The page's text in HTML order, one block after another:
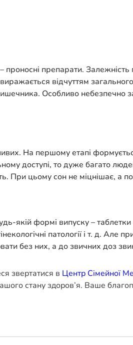
проносні препарати.
відчуттям
Особливо небезпечно
На першому етапі
доступі, то дуже багато
При цьому сон не міцнішає, а
якій формі випуску –
патології і т. д.
без них, а до звичних доз
звертатися в Центр Сімейної
стану здоров’я. Ваше